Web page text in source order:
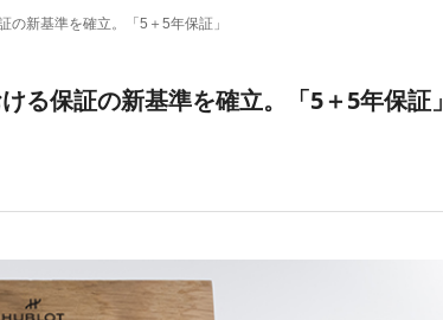
の新基準を確立。「5＋5年保証」
る保証の新基準を確立。「5＋5年保証」